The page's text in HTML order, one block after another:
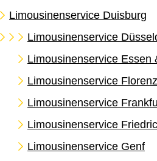
Limousinenservice Duisburg
Limousinenservice
Limousinenservice Essen
Limousinenservice Florenz
Limousinenservice
Limousinenservice
Limousinenservice Genf